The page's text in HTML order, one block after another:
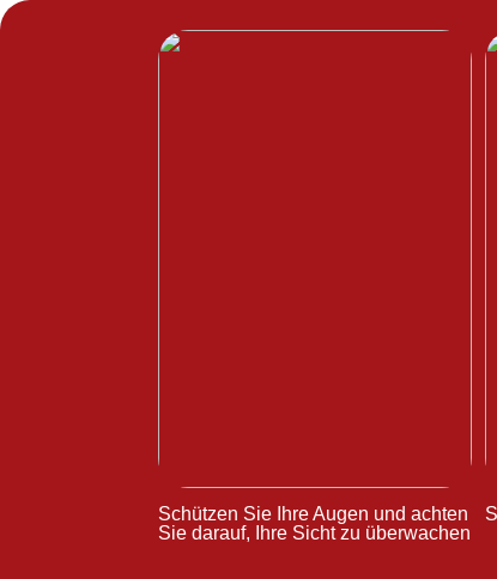
Schützen Sie Ihre Augen und achten
Sie darauf, Ihre Sicht zu überwachen